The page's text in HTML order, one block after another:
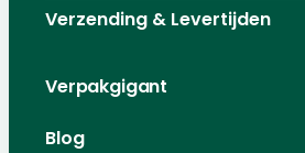
Verzending & Levertijden
Verpakgigant
Blog